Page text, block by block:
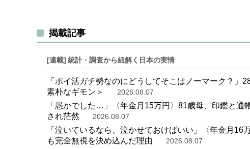
揭載記事
[連載] 統計・調査から紐解く日本の実情
「ポイ活ガチ勢なのにどうしてそこはノーマーク？」
素朴なギモン＞
2026.08.07
「愚かでした…」〈年金月15万円〉81歳母、印鑑と
され茫然
2026.08.07
「泣いているなら、泣かせておけばいい」〈年金月
も完全無視を決め込んだ理由
2026.08.07